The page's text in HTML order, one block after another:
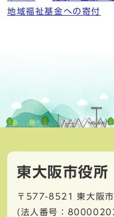
地域福祉基金への寄付
東大阪市役所
〒577-8521
東大阪
(法人番号：